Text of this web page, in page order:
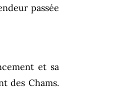
passée
et sa
des Chams.